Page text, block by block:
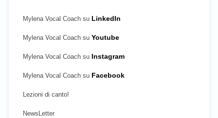
Mylena Vocal Coach su LinkedIn
Mylena Vocal Coach su Youtube
Mylena Vocal Coach su Instagram
Mylena Vocal Coach su Facebook
Lezioni di canto!
NewsLetter